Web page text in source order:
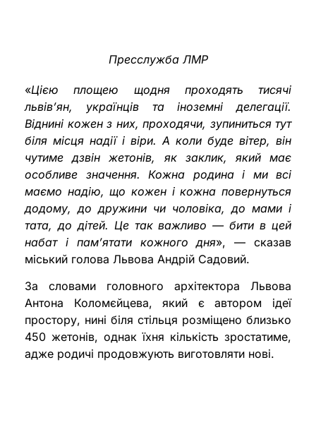
Пресслужба ЛМР
«Цією площею щодня проходять тисячі
львів’ян, українців та іноземні делегації.
Віднині кожен з них, проходячи, зупиниться тут
біля місця надії і віри. А коли буде вітер, він
чутиме дзвін жетонів, як заклик, який має
особливе значення. Кожна родина і ми всі
маємо надію, що кожен і кожна повернуться
додому, до дружини чи чоловіка, до мами і
тата, до дітей. Це так важливо — бити в цей
набат і пам’ятати кожного дня», — сказав
міський голова Львова Андрій Садовий.
За словами головного архітектора Львова
Антона Коломєйцева, який є автором ідеї
простору, нині біля стільця розміщено близько
450 жетонів, однак їхня кількість зростатиме,
адже родичі продовжують виготовляти нові.